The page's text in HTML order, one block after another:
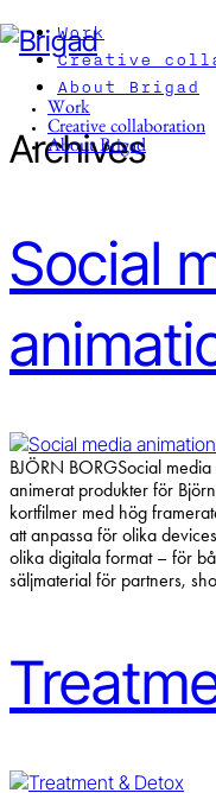
Work
Creative collaboration
About Brigad
Work
Creative
About Brigad
Archives
Social
BJÖRN BORGSocial
animerat produkter för
kortfilmer med hög
att anpassa för olika
olika digitala format – för
säljmaterial för partners,